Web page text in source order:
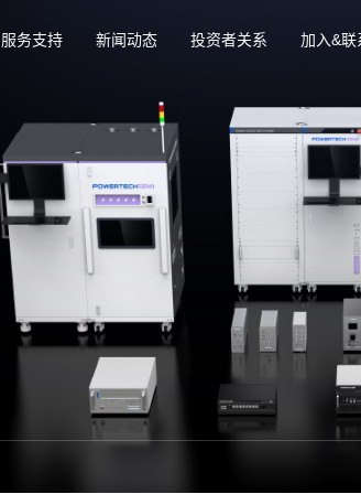
服务支持 新闻动态 投资者关系 加入&联